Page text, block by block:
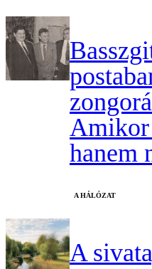
Amikor
hanem
A HÁLÓZAT
A